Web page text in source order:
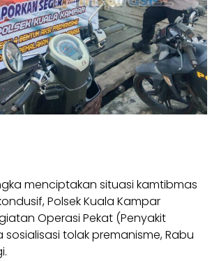
menciptakan situasi kamtibmas
Polsek Kuala Kampar
Operasi Pekat (Penyakit
tolak premanisme, Rabu